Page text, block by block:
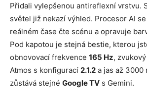
Přidali vylepšenou antireflexní vrstvu.
světel již nekazí výhled. Procesor AI
reálném čase čte scénu a opravuje
Pod kapotou je stejná bestie, kterou
obnovovací frekvence 165 Hz,
Atmos s konfigurací 2.1.2 a jas až 3000
zůstává stejné Google TV s Gemini.